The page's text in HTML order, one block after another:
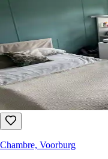
Chambre, Voorburg